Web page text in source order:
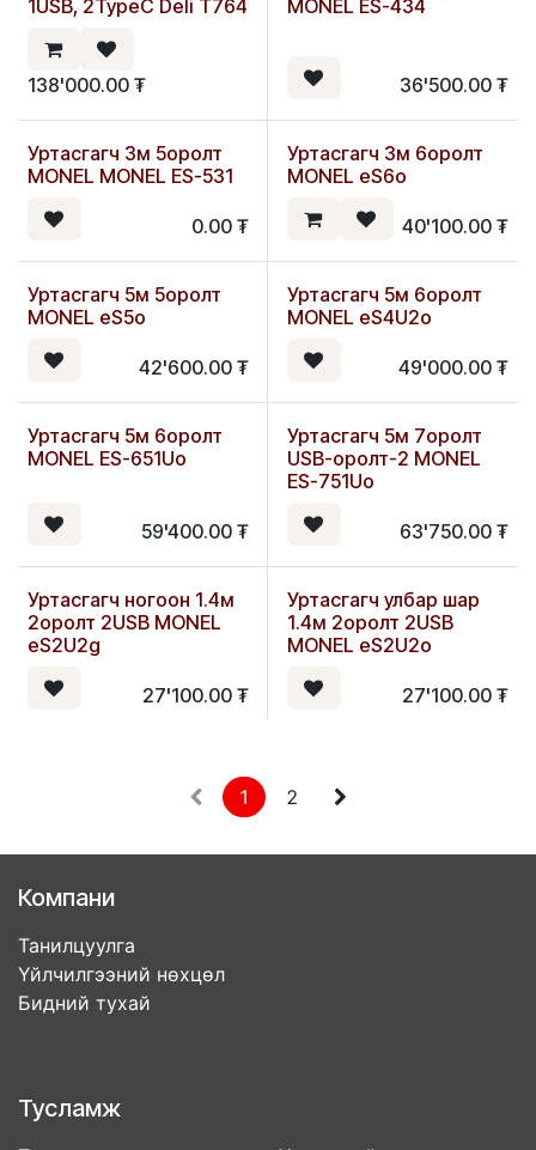
1USB, 2TypeC Deli T764
138'000.00 ₮
MONEL ES-434
36'500.00₮
Уртасгагч 3м 5оролт
MONEL MONEL ES-531
0.00₮
Уртасгагч 3м 6оролт
MONEL eS6o
40'100.00₮
Уртасгагч 5м 5оролт
MONEL eS5о
42'600.00₮
Уртасгагч 5м 6оролт
MONEL eS4U2o
49'000.00₮
Уртасгагч 5м 6оролт
MONEL ES-651Uo
59'400.00₮
Уртасгагч 5м 7оролт
USB-оролт-2 MONEL
ES-751Uo
63'750.00₮
Уртасгагч ногоон 1.4м
2оролт 2USB MONEL
eS2U2g
27'100.00₮
Уртасгагч улбар шар
1.4м 2оролт 2USB
MONEL eS2U2o
27'100.00₮
1 2
Компани
Танилцуулга
Үйлчилгээний нөхцөл
Бидний тухай
Тусламж